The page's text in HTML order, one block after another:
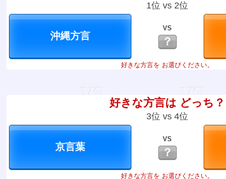
1位 vs 2位
VS
？
好きな方言を お選びください。
好きな方言は どっち？
3位 vs 4位
VS
？
好きな方言を お選びください。